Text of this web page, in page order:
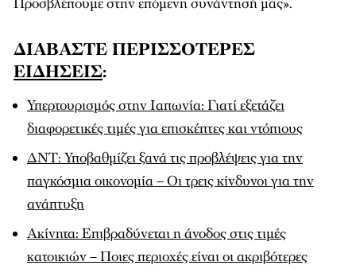
ΔΙΑΒΑΣΤΕ ΠΕΡΙΣΣΟΤΕΡΕΣ
ΕΙΔΗΣΕΙΣ:
Υπερτουρισμός στην Ιαπωνία: Γιατί εξετάζει
διαφορετικές τιμές για επισκέπτες και ντόπιους
ΔΝΤ: Υποβαθμίζει ξανά τις προβλέψεις για την
παγκόσμια οικονομία – Οι τρεις κίνδυνοι για την
ανάπτυξη
Ακίνητα: Επιβραδύνεται η άνοδος στις τιμές
κατοικιών – Ποιες περιοχές είναι οι ακριβότερες